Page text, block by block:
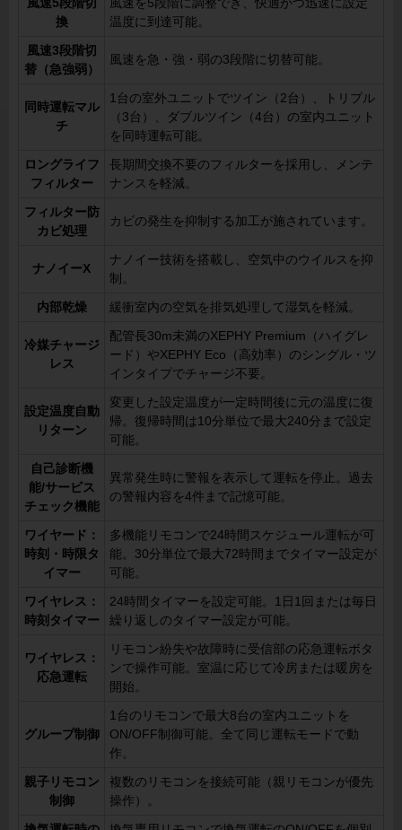
風速5段階切
換
風速を5段階に調整でき、快適かつ迅速に設定
温度に到達可能。
風速3段階切
替（急強弱）
風速を急・強・弱の3段階に切替可能。
同時運転マル
チ
1台の室外ユニットでツイン（2台）、トリプル
（3台）、ダブルツイン（4台）の室内ユニット
を同時運転可能。
ロングライフ
フィルター
長期間交換不要のフィルターを採用し、メンテ
ナンスを軽減。
フィルター防
カビ処理
カビの発生を抑制する加工が施されています。
ナノイーX
ナノイー技術を搭載し、空気中のウイルスを抑
制。
内部乾燥 緩衝室内の空気を排気処理して湿気を軽減。
冷媒チャージ
レス
配管長30m未満のXEPHY Premium（ハイグレ
ード）やXEPHY Eco（高効率）のシングル・ツ
インタイプでチャージ不要。
設定温度自動
リターン
変更した設定温度が一定時間後に元の温度に復
帰。復帰時間は10分単位で最大240分まで設定
可能。
自己診断機
能/サービス
チェック機能
異常発生時に警報を表示して運転を停止。過去
の警報内容を4件まで記憶可能。
ワイヤード：
時刻・時限タ
イマー
多機能リモコンで24時間スケジュール運転が可
能。30分単位で最大72時間までタイマー設定が
可能。
ワイヤレス：
時刻タイマー
24時間タイマーを設定可能。1日1回または毎日
繰り返しのタイマー設定が可能。
ワイヤレス：
応急運転
リモコン紛失や故障時に受信部の応急運転ボタ
ンで操作可能。室温に応じて冷房または暖房を
開始。
グループ制御
1台のリモコンで最大8台の室内ユニットを
ON/OFF制御可能。全て同じ運転モードで動
作。
親子リモコン
制御
複数のリモコンを接続可能（親リモコンが優先
操作）。